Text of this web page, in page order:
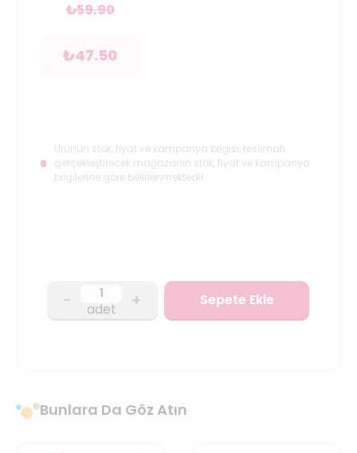
₺59.90
₺47.50
Ürünün stok, fiyat ve kampanya bilgisi, teslimatı
gerçekleştirecek mağazanın stok, fiyat ve kampanya
bilgilerine göre belirlenmektedir.
- adet + Sepete Ekle
Bunlara Da Göz Atın